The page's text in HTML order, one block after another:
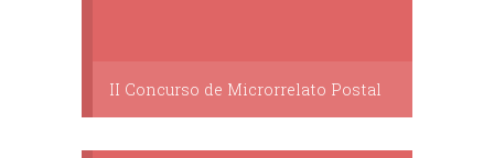
II Concurso de Microrrelato Postal